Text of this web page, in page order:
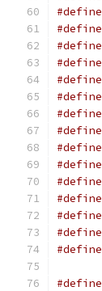
#define
#define
#define
#define
#define
#define
#define
#define
#define
#define
#define
#define
#define
#define
#define
#define